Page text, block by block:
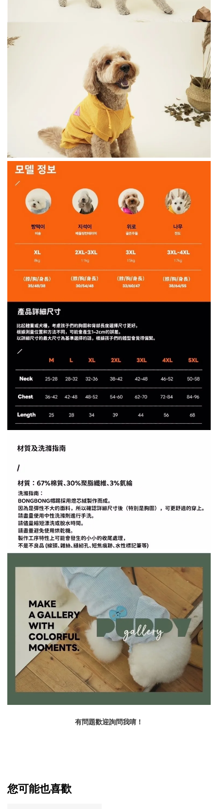
有問題歡迎詢問我唷！
您可能也喜歡